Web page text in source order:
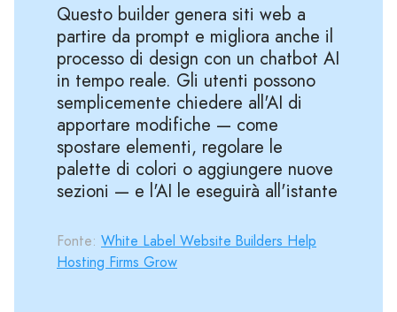
Questo builder genera siti web a
partire da prompt e migliora anche il
processo di design con un chatbot AI
in tempo reale. Gli utenti possono
semplicemente chiedere all'AI di
apportare modifiche — come
spostare elementi, regolare le
palette di colori o aggiungere nuove
sezioni — e l'AI le eseguirà all'istante
Fonte: White Label Website Builders Help
Hosting Firms Grow